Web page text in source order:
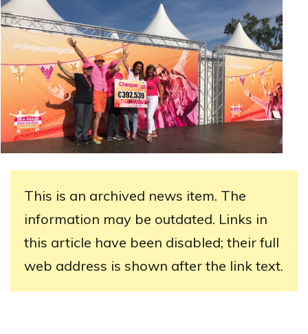
This is an archived news item. The
information may be outdated. Links in
this article have been disabled; their full
web address is shown after the link text.